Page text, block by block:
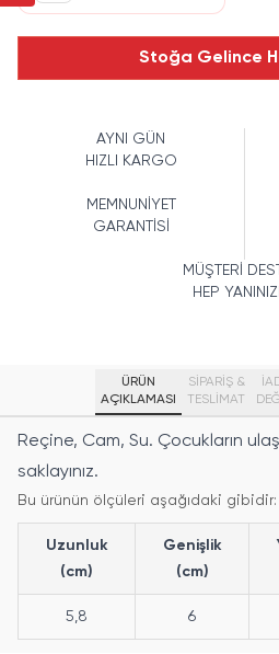
Stoğa Gelince
AYNI GÜN
HIZLI KARGO
MEMNUNİYET
GARANTİSİ
MÜŞTERİ
HEP
ÜRÜN
AÇIKLAMASI
SİPARİŞ &
TESLİMAT
Reçine, Cam, Su. Çocukların
saklayınız.
Bu ürünün ölçüleri aşağıdaki gibidir:
Uzunluk
(cm)
Genişlik
(cm)
5,8 6